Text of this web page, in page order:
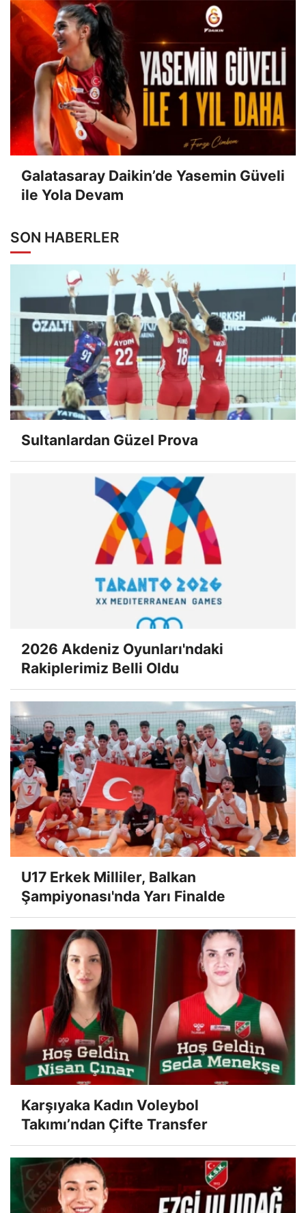
Galatasaray Daikin’de Yasemin Güveli
ile Yola Devam
SON HABERLER
Sultanlardan Güzel Prova
2026 Akdeniz Oyunları'ndaki
Rakiplerimiz Belli Oldu
U17 Erkek Milliler, Balkan
Şampiyonası'nda Yarı Finalde
Karşıyaka Kadın Voleybol
Takımı’ndan Çifte Transfer